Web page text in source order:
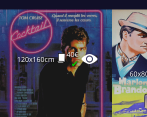
FAQ
Communauté
Collectionneur
Vendu
Thématiques
Partenaires
120x160cm
40€
✔